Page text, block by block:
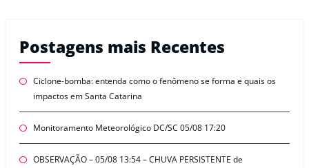
Postagens mais Recentes
Ciclone-bomba: entenda como o fenômeno se forma e quais os
impactos em Santa Catarina
Monitoramento Meteorológico DC/SC 05/08 17:20
OBSERVAÇÃO – 05/08 13:54 – CHUVA PERSISTENTE de